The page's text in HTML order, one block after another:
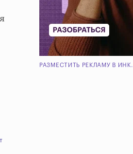
РАЗМЕСТИТЬ РЕКЛАМУ В ИНК.